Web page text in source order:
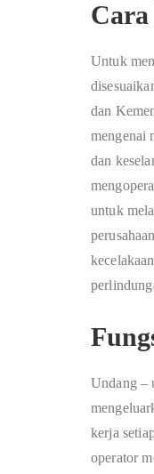
Untuk
dan
mengenai
dan
untuk
Undang –
kerja
operator